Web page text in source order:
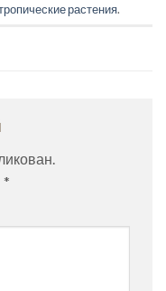
растения.
*